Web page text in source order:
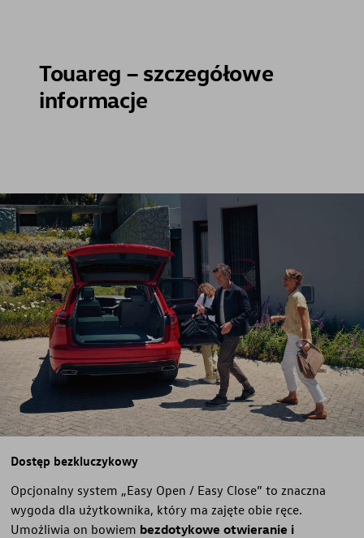
Touareg – szczegółowe
informacje
Dostęp bezkluczykowy
Opcjonalny system „Easy Open / Easy Close” to znaczna
wygoda dla użytkownika, który ma zajęte obie ręce.
Umożliwia on bowiem bezdotykowe otwieranie i